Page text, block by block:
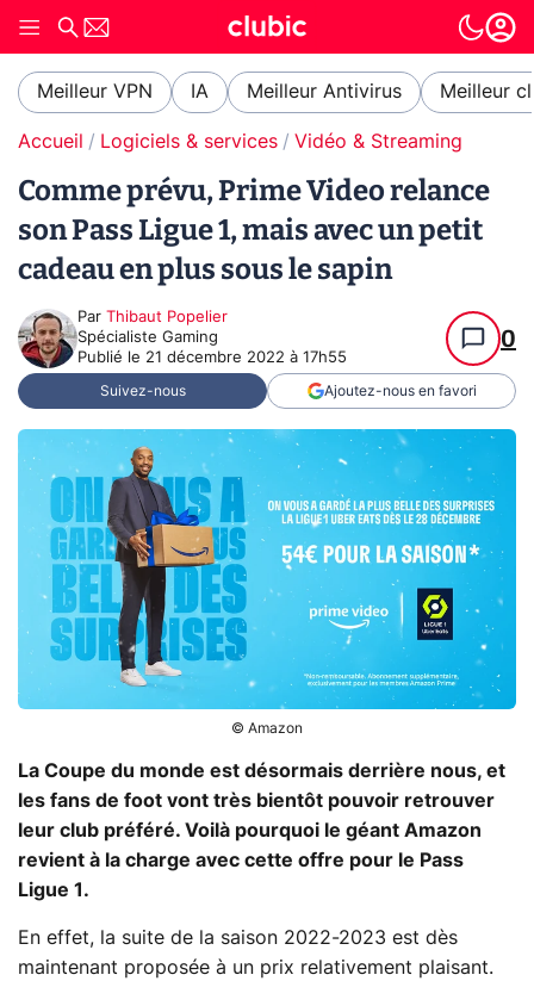
Meilleur VPN IA Meilleur Antivirus Meilleur
Accueil Logiciels & services Vidéo & Streaming
Comme prévu, Prime Video relance
son Pass Ligue 1, mais avec un petit
cadeau en plus sous le sapin
Par Thibaut Popelier
Spécialiste Gaming
Publié le 21 décembre 2022 à 17h55
0
Suivez-nous Ajoutez-nous en favori
© Amazon
La Coupe du monde est désormais derrière nous, et
les fans de foot vont très bientôt pouvoir retrouver
leur club préféré. Voilà pourquoi le géant Amazon
revient à la charge avec cette offre pour le Pass
Ligue 1.
En effet, la suite de la saison 2022-2023 est dès
maintenant proposée à un prix relativement plaisant.